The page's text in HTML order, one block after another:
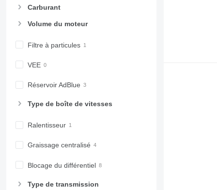
Carburant
Volume du moteur
Filtre à particules
VEE
Réservoir AdBlue
Type de boîte de vitesses
Ralentisseur
Graissage centralisé
Blocage du différentiel
Type de transmission